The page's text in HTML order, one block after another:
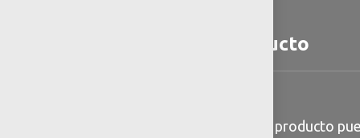
Detalles del producto
*Medidas de referencia, el producto